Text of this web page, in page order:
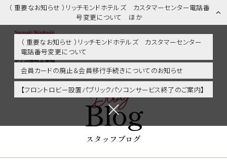
（ 重要なお知らせ ）リッチモンドホテルズ カスタマーセンター電話番
号変更について ほか
（ 重要なお知らせ ）リッチモンドホテルズ カスタマーセンター
電話番号変更について
会員カードの廃止＆会員移行手続きについてのお知らせ
【フロントロビー設置パブリックパソコンサービス終了のご案内】
スタッフブログ | 長崎市内・観光・グルメに好アクセス！リッチモンド
ホテル長崎思案橋
Blog
Blog
スタッフブログ